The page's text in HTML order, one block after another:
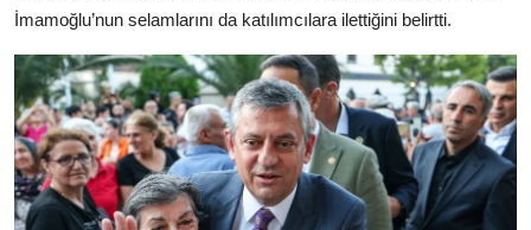
İmamoğlu’nun selamlarını da katılımcılara ilettiğini belirtti.